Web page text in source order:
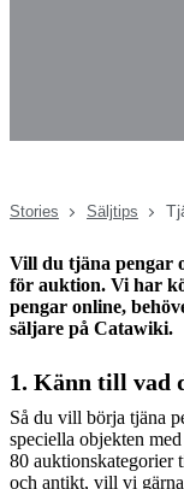
Stories Säljtips
Vill du tjäna pengar
för auktion. Vi har
pengar online,
säljare på Catawiki.
1. Känn till vad
Så du vill börja tjäna
speciella objekten
80 auktionskategorier
och antikt, vill vi